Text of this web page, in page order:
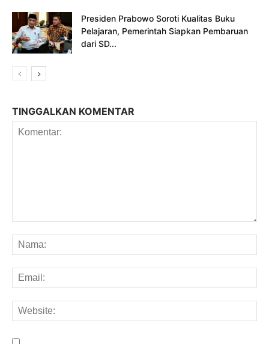
Presiden Prabowo Soroti Kualitas Buku
Pelajaran, Pemerintah Siapkan Pembaruan
dari SD...
TINGGALKAN KOMENTAR